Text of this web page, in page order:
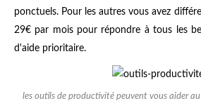
ponctuels. Pour les autres vous avez
29€ par mois pour répondre à tous les
d'aide prioritaire.
les outils de productivité peuvent vous aider